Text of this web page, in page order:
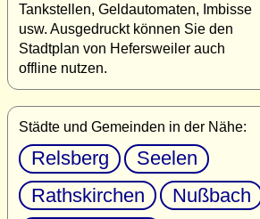
Tankstellen, Geldautomaten, Imbisse
usw. Ausgedruckt können Sie den
Stadtplan von Hefersweiler auch
offline nutzen.
Städte und Gemeinden in der Nähe:
Relsberg
Seelen
Rathskirchen
Nußbach